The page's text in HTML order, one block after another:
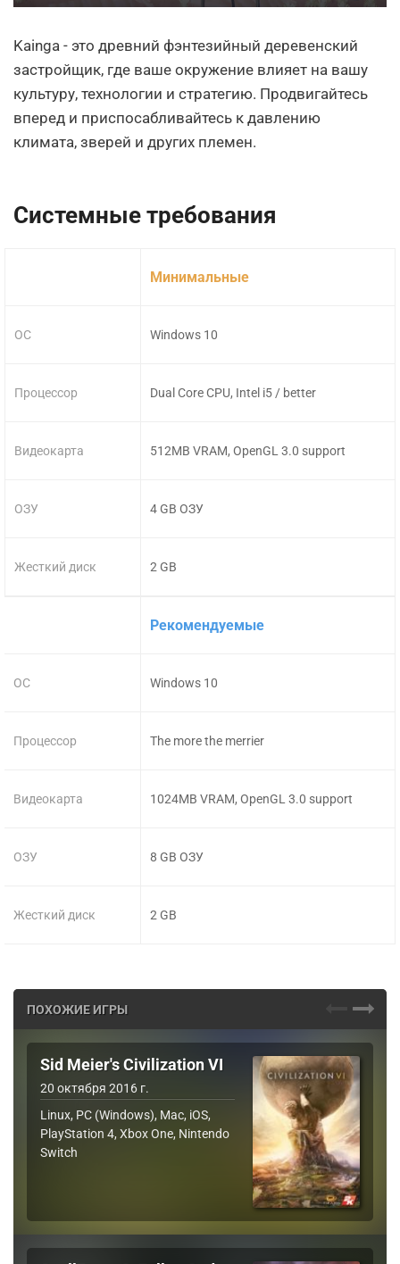
Kainga - это древний фэнтезийный деревенский
застройщик, где ваше окружение влияет на вашу
культуру, технологии и стратегию. Продвигайтесь
вперед и приспосабливайтесь к давлению
климата, зверей и других племен.
Системные требования
ОС
Процессор
Видеокарта
ОЗУ
Жесткий диск
Минимальные
Windows 10
Dual Core CPU, Intel i5 / better
512MB VRAM, OpenGL 3.0 support
4 GB ОЗУ
2 GB
ОС
Процессор
Видеокарта
ОЗУ
Жесткий диск
Рекомендуемые
Windows 10
The more the merrier
1024MB VRAM, OpenGL 3.0 support
8 GB ОЗУ
2 GB
ПОХОЖИЕ ИГРЫ
Sid Meier's Civilization VI
20 октября 2016 г.
Linux, PC (Windows), Mac, iOS,
PlayStation 4, Xbox One, Nintendo
Switch